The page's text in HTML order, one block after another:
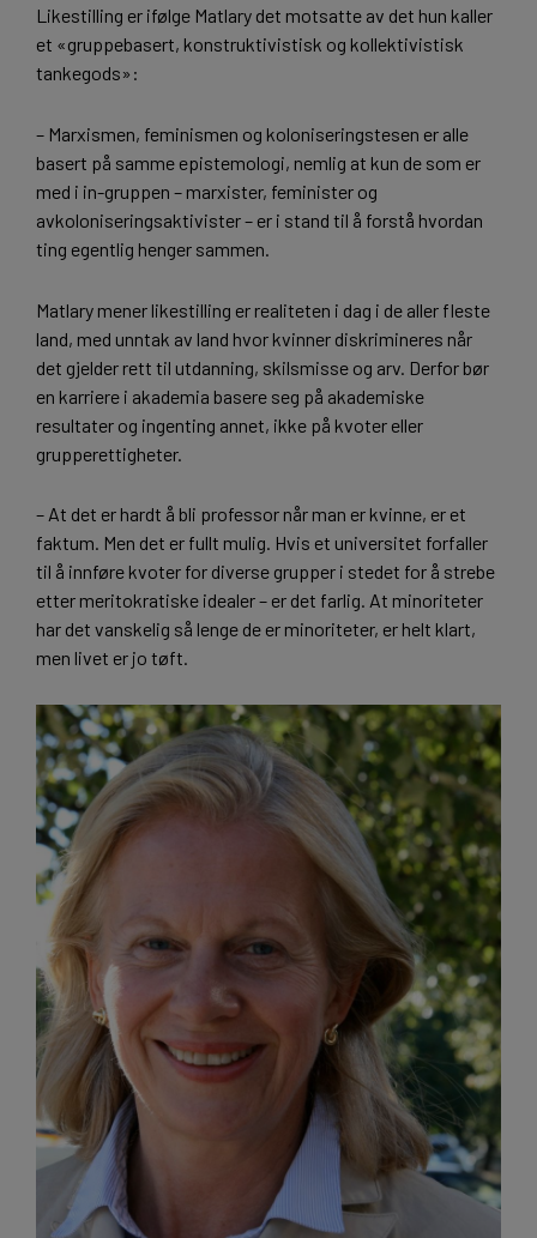
Likestilling er ifølge Matlary det motsatte av det hun kaller
et «gruppebasert, konstruktivistisk og kollektivistisk
tankegods»:
– Marxismen, feminismen og koloniseringstesen er alle
basert på samme epistemologi, nemlig at kun de som er
med i in-gruppen – marxister, feminister og
avkoloniseringsaktivister – er i stand til å forstå hvordan
ting egentlig henger sammen.
Matlary mener likestilling er realiteten i dag i de aller fleste
land, med unntak av land hvor kvinner diskrimineres når
det gjelder rett til utdanning, skilsmisse og arv. Derfor bør
en karriere i akademia basere seg på akademiske
resultater og ingenting annet, ikke på kvoter eller
grupperettigheter.
– At det er hardt å bli professor når man er kvinne, er et
faktum. Men det er fullt mulig. Hvis et universitet forfaller
til å innføre kvoter for diverse grupper i stedet for å strebe
etter meritokratiske idealer – er det farlig. At minoriteter
har det vanskelig så lenge de er minoriteter, er helt klart,
men livet er jo tøft.